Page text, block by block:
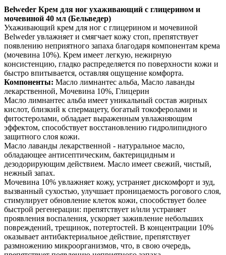
Belweder Крем для ног ухаживающий с глицерином и
мочевиной 40 мл (Бельведер)
Ухаживающий крем для ног с глицерином и мочевиной
Belweder увлажняет и смягчает кожу стоп, препятствует
появлению неприятного запаха благодаря компонентам крема
(мочевина 10%). Крем имеет легкую, нежирную
консистенцию, гладко распределяется по поверхности кожи и
быстро впитывается, оставляя ощущение комфорта.
Компоненты: Масло лимнантес альба, Масло лаванды
лекарственной, Мочевина 10%, Глицерин
Масло лимнантес альба имеет уникальный состав жирных
кислот, близкий к спермацету, богатый токоферолами и
фитостеролами, обладает выраженным увлажняющим
эффектом, способствует восстановлению гидролипидного
защитного слоя кожи.
Масло лаванды лекарственной - натуральное масло,
обладающее антисептическим, бактерицидным и
дезодорирующим действием. Масло имеет свежий, чистый,
нежный запах.
Мочевина 10% увлажняет кожу, устраняет дискомфорт и зуд,
вызванный сухостью, улучшает проницаемость рогового слоя,
стимулирует обновление клеток кожи, способствует более
быстрой регенерации: препятствует и/или устраняет
проявления воспаления, ускоряет заживление небольших
повреждений, трещинок, потертостей. В концентрации 10%
оказывает антибактериальное действие, препятствует
размножению микроорганизмов, что, в свою очередь,